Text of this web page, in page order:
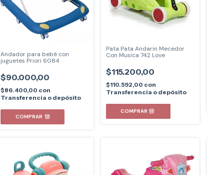
Andador para bebé con
juguetes Priori 6084
$90.000,00
$86.400,00 con
Transferencia o depósito
COMPRAR
Pata Pata Andarin Mecedor
Con Musica 742 Love
$115.200,00
$110.592,00 con
Transferencia o depósito